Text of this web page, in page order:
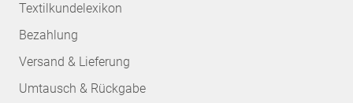
Textilkundelexikon
Bezahlung
Versand & Lieferung
Umtausch & Rückgabe